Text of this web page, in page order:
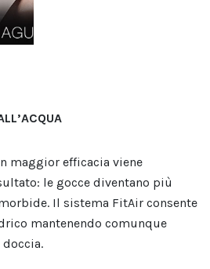
maggior efficacia viene
le gocce diventano più
Il sistema FitAir consente
mantenendo comunque